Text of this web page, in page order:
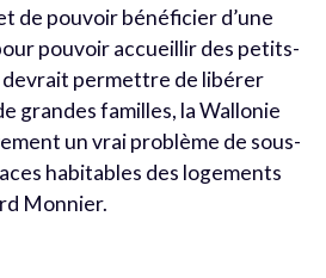
de pouvoir bénéficier d’une
pouvoir accueillir des petits-
devrait permettre de libérer
grandes familles, la Wallonie
un vrai problème de sous-
habitables des logements
Monnier.